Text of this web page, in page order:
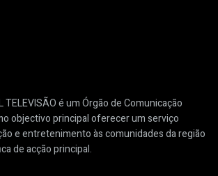
TELEVISÃO é um Órgão de Comunicação
objectivo principal oferecer um serviço
e entretenimento às comunidades da região
de acção principal.